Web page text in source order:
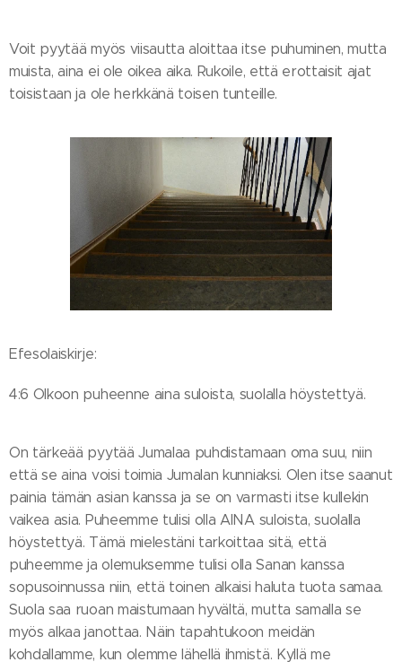
Voit pyytää myös viisautta aloittaa itse puhuminen, mutta
muista, aina ei ole oikea aika. Rukoile, että erottaisit ajat
toisistaan ja ole herkkänä toisen tunteille.
Efesolaiskirje:
4:6 Olkoon puheenne aina suloista, suolalla höystettyä.
On tärkeää pyytää Jumalaa puhdistamaan oma suu, niin
että se aina voisi toimia Jumalan kunniaksi. Olen itse saanut
painia tämän asian kanssa ja se on varmasti itse kullekin
vaikea asia. Puheemme tulisi olla AINA suloista, suolalla
höystettyä. Tämä mielestäni tarkoittaa sitä, että
puheemme ja olemuksemme tulisi olla Sanan kanssa
sopusoinnussa niin, että toinen alkaisi haluta tuota samaa.
Suola saa ruoan maistumaan hyvältä, mutta samalla se
myös alkaa janottaa. Näin tapahtukoon meidän
kohdallamme, kun olemme lähellä ihmistä. Kyllä me